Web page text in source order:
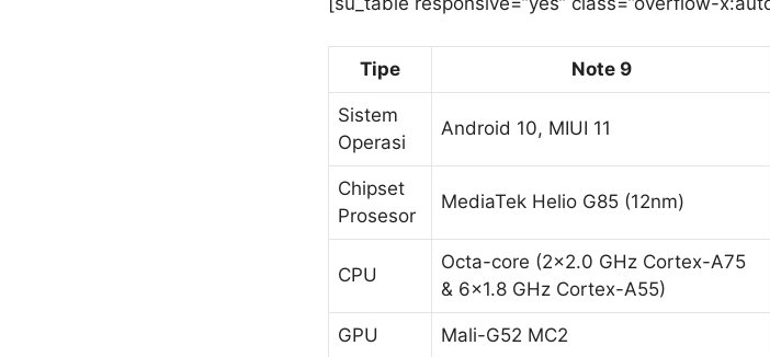
Tipe Note 9
Sistem
Operasi
Android 10, MIUI 11
Chipset
Prosesor
MediaTek Helio G85 (12nm)
CPU
Octa-core (2×2.0 GHz Cortex-A75
& 6×1.8 GHz Cortex-A55)
GPU Mali-G52 MC2